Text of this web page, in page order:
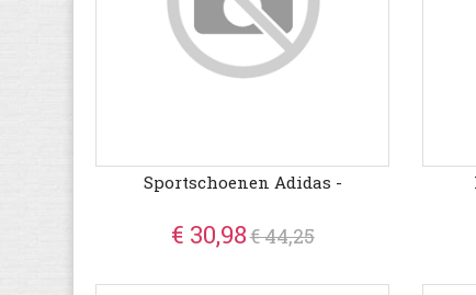
Sportschoenen Adidas -
€ 30,98€ 44,25